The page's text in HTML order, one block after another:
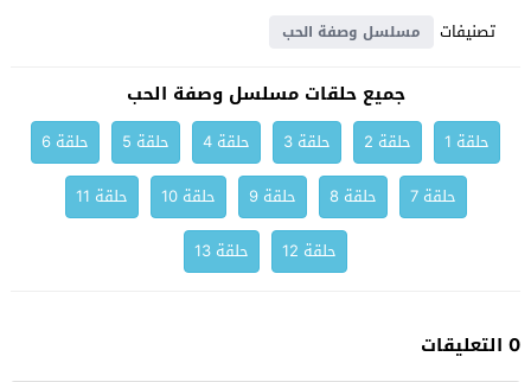
تصنيفات
مسلسل وصفة الحب
جميع حلقات مسلسل وصفة الحب
حلقة 1 حلقة 2 حلقة 3 حلقة 4 حلقة 5
حلقة 6
حلقة 7
حلقة 8 حلقة 9 حلقة 10
حلقة 11
حلقة 12
حلقة 13
0 التعليقات